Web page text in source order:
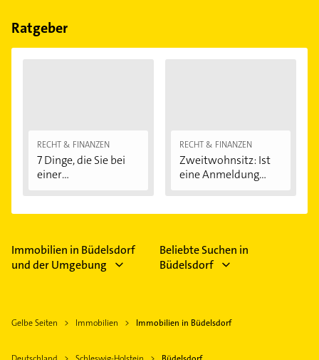
Mietimmobilien, Wohnimmobilien und
Einfamilienhäuser.
Ratgeber
RECHT & FINANZEN
7 Dinge, die Sie bei
einer
RECHT & FINANZEN
Zweitwohnsitz: Ist
eine Anmeldung...
Immobilien in Büdelsdorf
und der Umgebung
Beliebte Suchen in
Büdelsdorf
Gelbe Seiten Immobilien Immobilien in Büdelsdorf